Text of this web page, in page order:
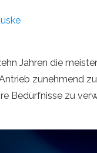
Jahren die
zunehmend
Bedürfnisse zu